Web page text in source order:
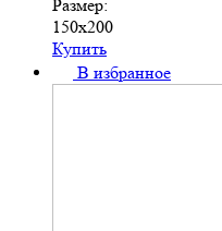
Размер:
150х200
Купить
В избранное